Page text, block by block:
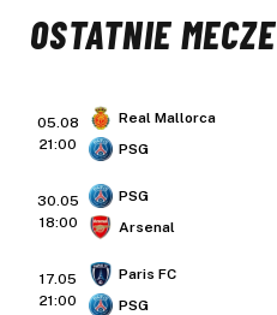
OSTATNIE MECZE
05.08
21:00
Real Mallorca
PSG
30.05
18:00
PSG
Arsenal
17.05
21:00
Paris FC
PSG